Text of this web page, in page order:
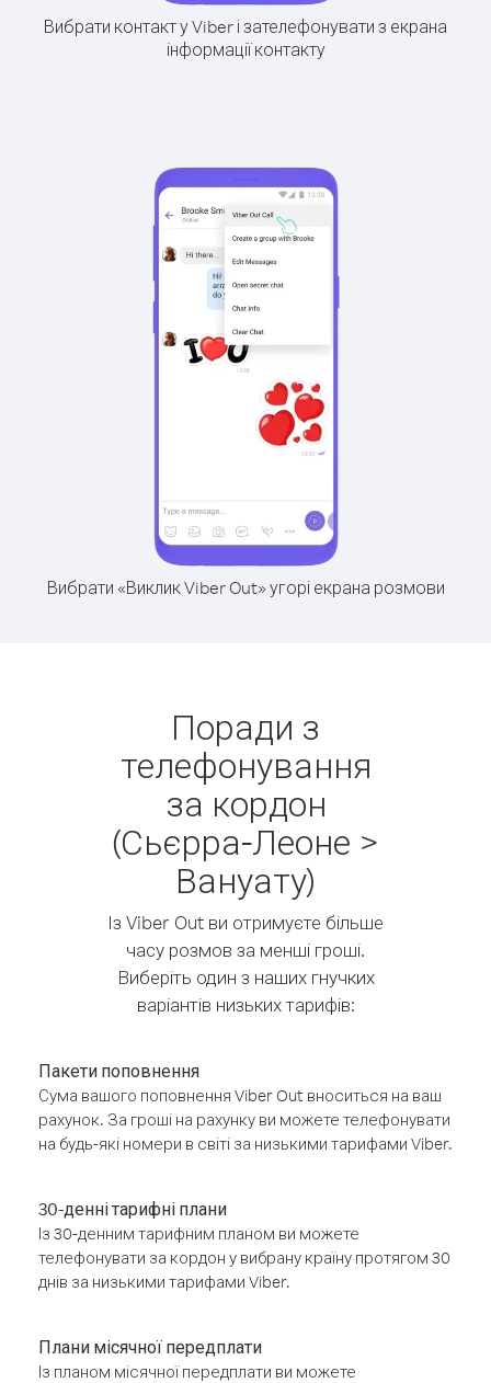
Вибрати контакт у Viber і зателефонувати з екрана
інформації контакту
Вибрати «Виклик Viber Out» угорі екрана розмови
Поради з
телефонування
за кордон
(Сьєрра-Леоне >
Вануату)
Із Viber Out ви отримуєте більше
часу розмов за менші гроші.
Виберіть один з наших гнучких
варіантів низьких тарифів:
Пакети поповнення
Сума вашого поповнення Viber Out вноситься на ваш
рахунок. За гроші на рахунку ви можете телефонувати
на будь-які номери в світі за низькими тарифами Viber.
30-денні тарифні плани
Із 30-денним тарифним планом ви можете
телефонувати за кордон у вибрану країну протягом 30
днів за низькими тарифами Viber.
Плани місячної передплати
Із планом місячної передплати ви можете